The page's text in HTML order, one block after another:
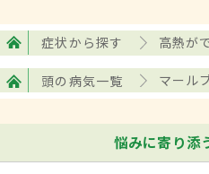
不明で、どのような
人間に病原体が伝播し
ままだ。なおドイツ
ンバブエ、1980年の
ア、1999年のコンゴ
症状から探す 高熱が
頭の病気一覧 マール
悩みに寄り添